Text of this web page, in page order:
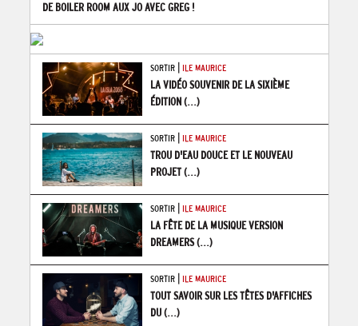
DE BOILER ROOM AUX JO AVEC GREG !
SORTIR| ILE MAURICE
LA VIDÉO SOUVENIR DE LA SIXIÈME
ÉDITION(...)
SORTIR| ILE MAURICE
TROU D'EAU DOUCE ET LE NOUVEAU
PROJET(...)
SORTIR| ILE MAURICE
LA FÊTE DE LA MUSIQUE VERSION
DREAMERS(...)
SORTIR| ILE MAURICE
TOUT SAVOIR SUR LES TÊTES D'AFFICHES
DU(...)